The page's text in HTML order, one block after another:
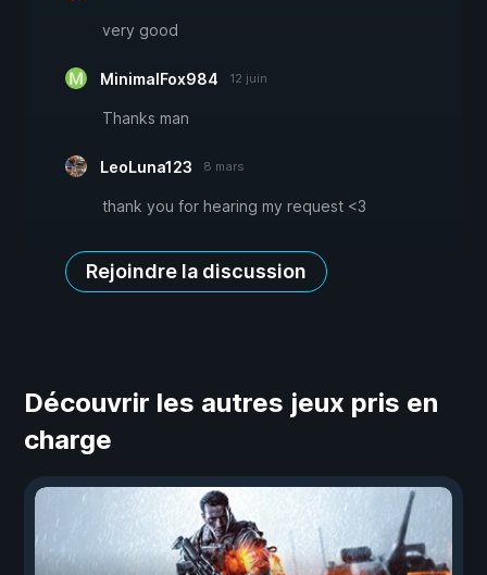
very good
MinimalFox984 12 juin
Thanks man
LeoLuna123 8 mars
thank you for hearing my request <3
Rejoindre la discussion
Découvrir les autres jeux pris en
charge